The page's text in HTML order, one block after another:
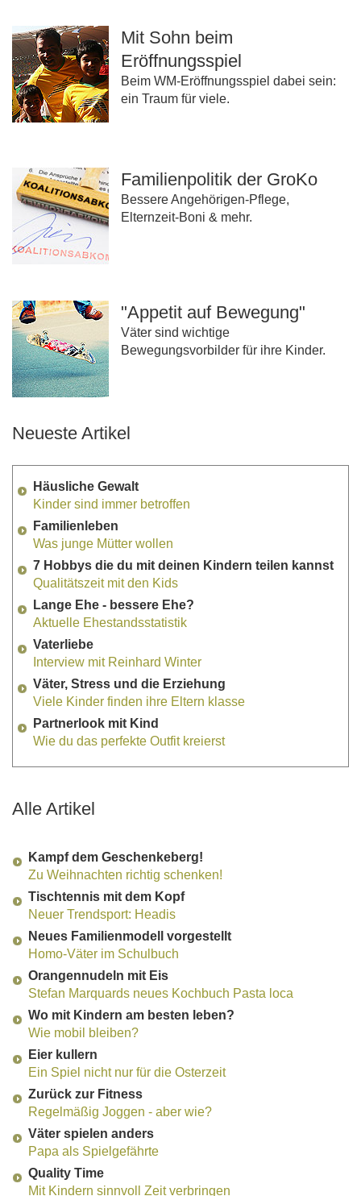
Mit Sohn beim
Eröffnungsspiel
Beim WM-Eröffnungsspiel dabei sein:
ein Traum für viele.
Familienpolitik der GroKo
Bessere Angehörigen-Pflege,
Elternzeit-Boni & mehr.
"Appetit auf Bewegung"
Väter sind wichtige
Bewegungsvorbilder für ihre Kinder.
Neueste Artikel
Häusliche Gewalt
Kinder sind immer betroffen
Familienleben
Was junge Mütter wollen
7 Hobbys die du mit deinen Kindern teilen kannst
Qualitätszeit mit den Kids
Lange Ehe - bessere Ehe?
Aktuelle Ehestandsstatistik
Vaterliebe
Interview mit Reinhard Winter
Väter, Stress und die Erziehung
Viele Kinder finden ihre Eltern klasse
Partnerlook mit Kind
Wie du das perfekte Outfit kreierst
Alle Artikel
Kampf dem Geschenkeberg!
Zu Weihnachten richtig schenken!
Tischtennis mit dem Kopf
Neuer Trendsport: Headis
Neues Familienmodell vorgestellt
Homo-Väter im Schulbuch
Orangennudeln mit Eis
Stefan Marquards neues Kochbuch Pasta loca
Wo mit Kindern am besten leben?
Wie mobil bleiben?
Eier kullern
Ein Spiel nicht nur für die Osterzeit
Zurück zur Fitness
Regelmäßig Joggen - aber wie?
Väter spielen anders
Papa als Spielgefährte
Quality Time
Mit Kindern sinnvoll Zeit verbringen